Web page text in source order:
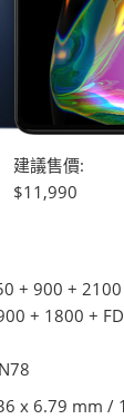
建議售價:
$11,990
+ 900 + 2100
+ 1800 +
x 6.79 mm /